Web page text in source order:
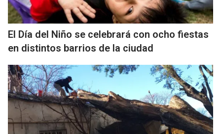
El Día del Niño se celebrará con ocho fiestas
en distintos barrios de la ciudad